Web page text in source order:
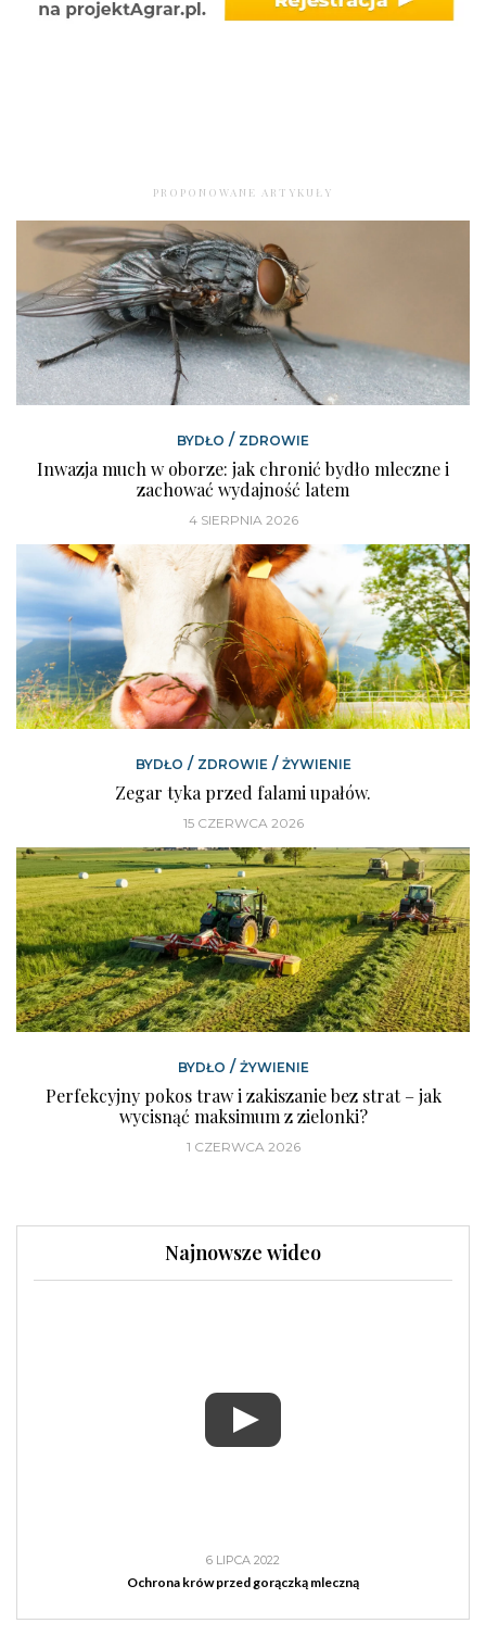
PROPONOWANE ARTYKUŁY
BYDŁO / ZDROWIE
Inwazja much w oborze: jak chronić bydło mleczne i
zachować wydajność latem
4 SIERPNIA 2026
BYDŁO / ZDROWIE/ ŻYWIENIE
Zegar tyka przed falami upałów.
15 CZERWCA 2026
BYDŁO / ŻYWIENIE
Perfekcyjny pokos traw i zakiszanie bez strat – jak
wycisnąć maksimum z zielonki?
1 CZERWCA 2026
Najnowsze wideo
6 LIPCA 2022
Ochrona krów przed gorączką mleczną